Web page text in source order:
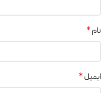
نام*
ایمیل*